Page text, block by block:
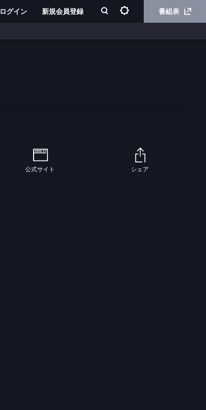
ログイン 新規会員登録 番組表
公式サイト シェア